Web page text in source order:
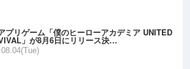
プリゲーム「僕のヒーローアカデミア UNITED
」が8月6日にリリース決…